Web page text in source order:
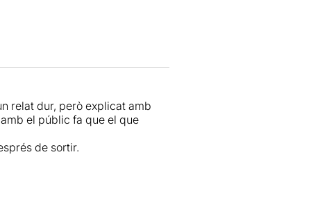
de les conseqüències
i els pensaments suïcides.
anuals.
relat dur, però explicat amb
el públic fa que el que
de sortir.